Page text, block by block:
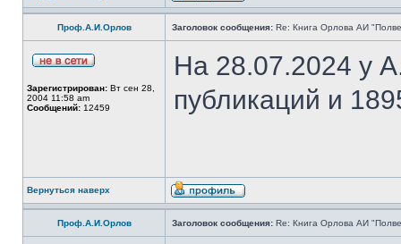
Проф.А.И.Орлов Заголовок сообщения: Re: Книга Орлова АИ
Зарегистрирован: Вт сен 28,
2004 11:58 am
Сообщений: 12459
На 28.07.2024 у
публикаций и
Вернуться наверх
Проф.А.И.Орлов Заголовок сообщения: Re: Книга Орлова АИ